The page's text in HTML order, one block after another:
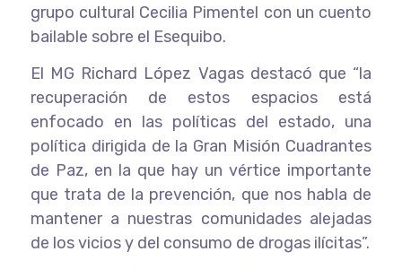
grupo cultural Cecilia Pimentel con un cuento
bailable sobre el Esequibo.
El MG Richard López Vagas destacó que “la
recuperación de estos espacios está
enfocado en las políticas del estado, una
política dirigida de la Gran Misión Cuadrantes
de Paz, en la que hay un vértice importante
que trata de la prevención, que nos habla de
mantener a nuestras comunidades alejadas
de los vicios y del consumo de drogas ilícitas”.